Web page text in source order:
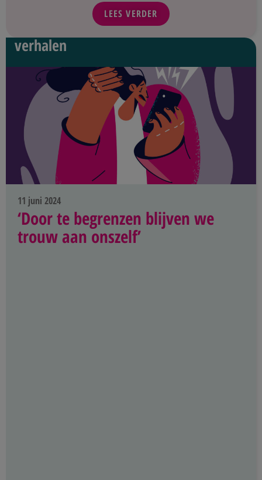
LEES VERDER
verhalen
11 juni 2024
‘Door te begrenzen blijven we
trouw aan onszelf’